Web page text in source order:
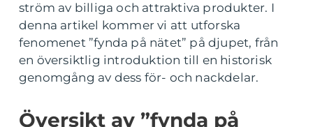
ström av billiga och attraktiva produkter. I
denna artikel kommer vi att utforska
fenomenet ”fynda på nätet” på djupet, från
en översiktlig introduktion till en historisk
genomgång av dess för- och nackdelar.
Översikt av ”fynda på